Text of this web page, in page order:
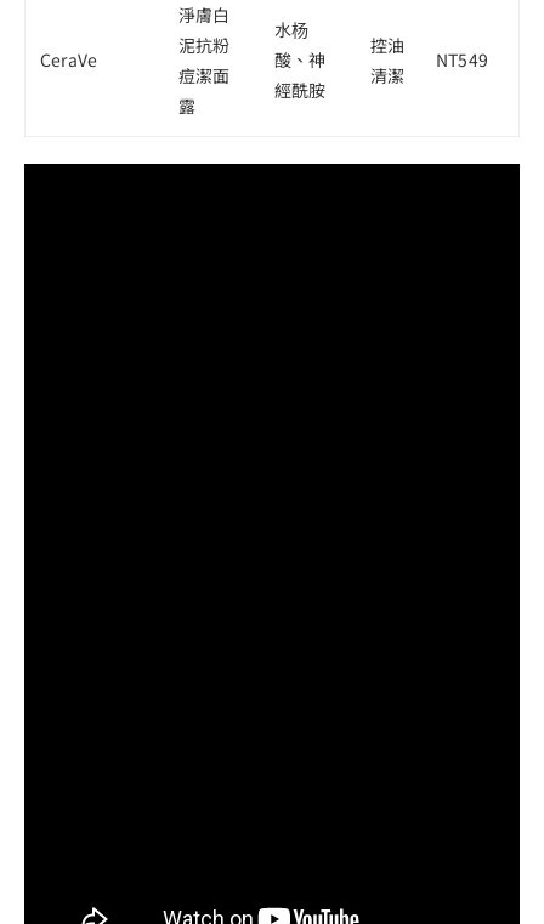
CeraVe
淨膚白
泥抗粉
痘潔面
露
水杨
酸、神
經酰胺
控油
清潔
NT549